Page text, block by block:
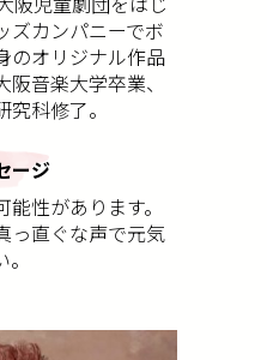
ズカンパニーでボ
のオリジナル作品
音楽大学卒業、
科修了。
ージ
性があります。
っ直ぐな声で元気